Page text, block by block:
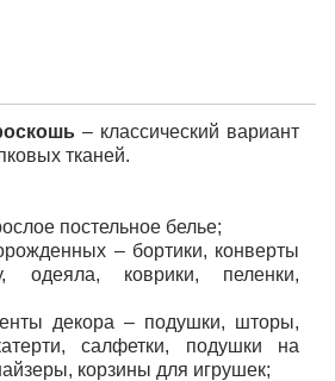
– классический вариант
тканей.
постельное белье;
– бортики, конверты
одеяла, коврики, пеленки,
декора – подушки, шторы,
салфетки, подушки на
корзины для игрушек;